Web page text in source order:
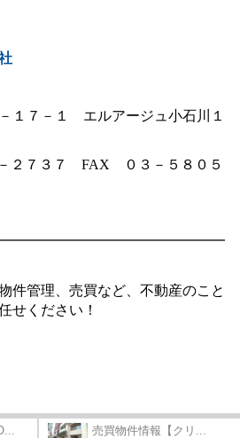
１７－１ エルアージュ小石川１
２７３７ FAX ０３－５８０５
件管理、売買など、不動産のこと
せください！
売買物件情報【クリ...